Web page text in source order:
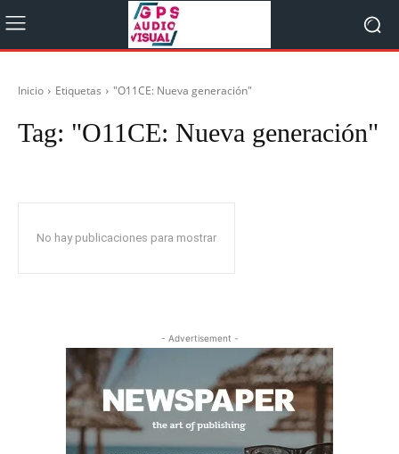
Inicio Etiquetas "O11CE: Nueva generación"
Tag: "O11CE: Nueva generación"
No hay publicaciones para mostrar
- Advertisement -